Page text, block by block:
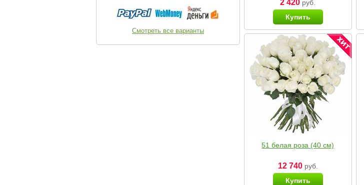
Смотреть все варианты
2 420 руб.
Купить
51 белая роза (40 см)
12 740руб.
Купить